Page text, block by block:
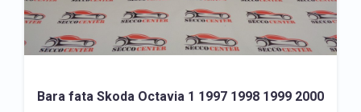
Bara fata Skoda Octavia 1 1997 1998 1999 2000